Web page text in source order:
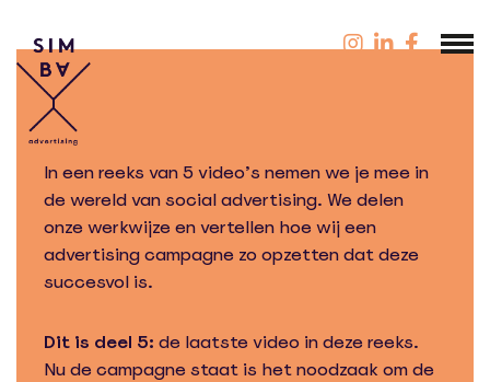
In een reeks van 5 video’s nemen we je mee in
de wereld van social advertising. We delen
onze werkwijze en vertellen hoe wij een
advertising campagne zo opzetten dat deze
succesvol is.
Dit is deel 5: de laatste video in deze reeks.
Nu de campagne staat is het noodzaak om de